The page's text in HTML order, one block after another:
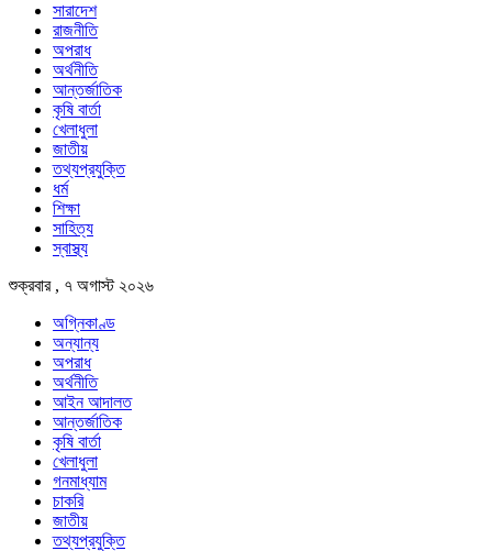
সারাদেশ
রাজনীতি
অপরাধ
অর্থনীতি
আন্তর্জাতিক
কৃষি বার্তা
খেলাধুলা
জাতীয়
তথ্যপ্রযুক্তি
ধর্ম
শিক্ষা
সাহিত্য
স্বাস্থ্য
শুক্রবার , ৭ অগাস্ট ২০২৬
অগ্নিকাণ্ড
অন্যান্য
অপরাধ
অর্থনীতি
আইন আদালত
আন্তর্জাতিক
কৃষি বার্তা
খেলাধুলা
গনমাধ্যাম
চাকরি
জাতীয়
তথ্যপ্রযুক্তি